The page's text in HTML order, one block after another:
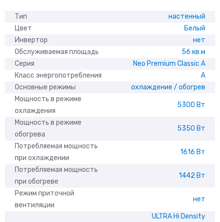
Тип
настенный
Цвет
Белый
Инвертор
нет
Обслуживаемая площадь
56 кв.м
Серия
Neo Premium Classic A
Класс энергопотребления
A
Основные режимы
охлаждение / обогрев
Мощность в режиме
охлаждения
5300 Вт
Мощность в режиме
обогрева
5350 Вт
Потребляемая мощность
при охлаждении
1616 Вт
Потребляемая мощность
при обогреве
1442 Вт
Режим приточной
вентиляции
нет
ULTRA Hi Density